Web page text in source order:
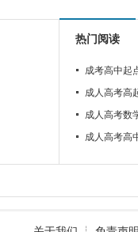
热门阅读
成考高中起
成人高考高
成人高考数
成人高考高